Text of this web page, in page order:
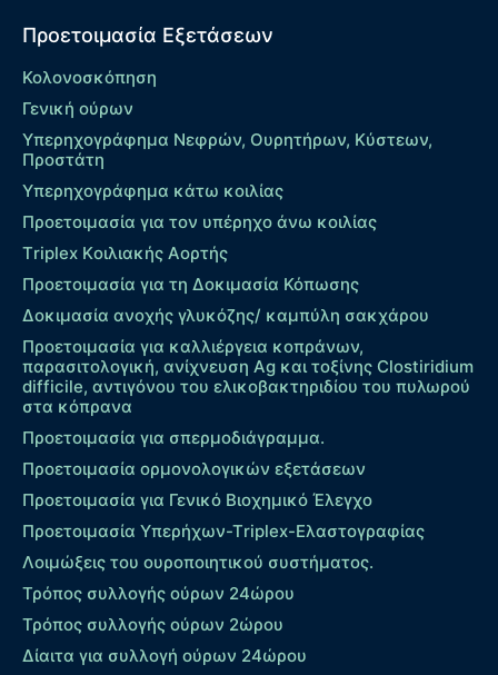
Προετοιμασία Εξετάσεων
Κολονοσκόπηση
Γενική ούρων
Υπερηχογράφημα Νεφρών, Ουρητήρων, Κύστεων,
Προστάτη
Υπερηχογράφημα κάτω κοιλίας
Προετοιμασία για τον υπέρηχο άνω κοιλίας
Τriplex Kοιλιακής Αορτής
Προετοιμασία για τη Δοκιμασία Κόπωσης
Δοκιμασία ανοχής γλυκόζης/ καμπύλη σακχάρου
Προετοιμασία για καλλιέργεια κοπράνων,
παρασιτολογική, ανίχνευση Ag και τοξίνης Clostiridium
difficile, αντιγόνου του ελικοβακτηριδίου του πυλωρού
στα κόπρανα
Προετοιμασία για σπερμοδιάγραμμα.
Προετοιμασία ορμονολογικών εξετάσεων
Προετοιμασία για Γενικό Βιοχημικό Έλεγχο
Προετοιμασία Υπερήχων-Τriplex-Ελαστογραφίας
Λοιμώξεις του ουροποιητικού συστήματος.
Τρόπος συλλογής ούρων 24ώρου
Τρόπος συλλογής ούρων 2ώρου
Δίαιτα για συλλογή ούρων 24ώρου